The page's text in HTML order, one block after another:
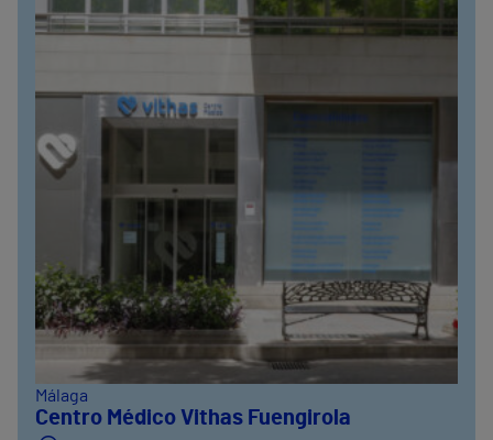
Málaga
Centro Médico Vithas Fuengirola